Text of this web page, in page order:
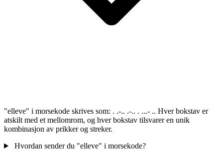
"elleve" i morsekode skrives som: . .-.. .-.. . ...- .. Hver bokstav er
atskilt med et mellomrom, og hver bokstav tilsvarer en unik
kombinasjon av prikker og streker.
Hvordan sender du "elleve" i morsekode?